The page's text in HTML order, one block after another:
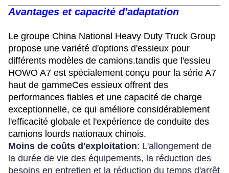
Avantages et capacité d'adaptation
Le groupe China National Heavy Duty Truck Group
propose une variété d'options d'essieux pour
différents modèles de camions.tandis que l'essieu
HOWO A7 est spécialement conçu pour la série A7
haut de gammeCes essieux offrent des
performances fiables et une capacité de charge
exceptionnelle, ce qui améliore considérablement
l'efficacité globale et l'expérience de conduite des
camions lourds nationaux chinois.
Moins de coûts d'exploitation: L'allongement de
la durée de vie des équipements, la réduction des
besoins en entretien et la réduction du temps d'arrêt